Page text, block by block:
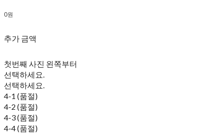
0원
추가 금액
첫번째 사진 왼쪽부터
선택하세요.
선택하세요.
4-1 (품절)
4-2 (품절)
4-3 (품절)
4-4 (품절)